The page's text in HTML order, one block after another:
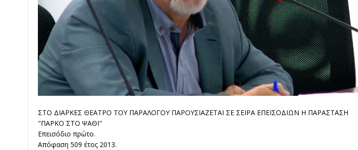
ΣΤΟ ΔΙΑΡΚΕΣ ΘΕΑΤΡΟ ΤΟΥ ΠΑΡΑΛΟΓΟΥ ΠΑΡΟΥΣΙΑΖΕΤΑΙ ΣΕ ΣΕΙΡΑ ΕΠΕΙΣΟΔΙΩΝ Η ΠΑΡΑΣΤΑΣΗ
"ΠΑΡΚΟ ΣΤΟ ΨΑΘΙ"
Επεισόδιο πρώτο.
Απόφαση 509 έτος 2013.